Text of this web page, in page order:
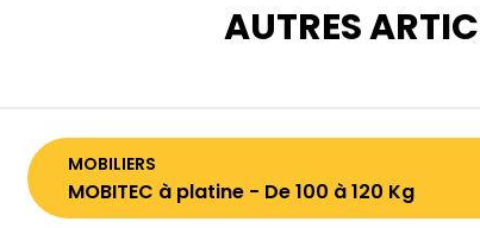
AUTRES
MOBILIERS
MOBITEC à platine - De 100 à 120 Kg